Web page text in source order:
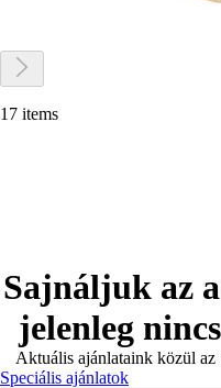
17 items
Sajnáljuk az
jelenleg
Aktuális ajánlataink közül az
Speciális ajánlatok